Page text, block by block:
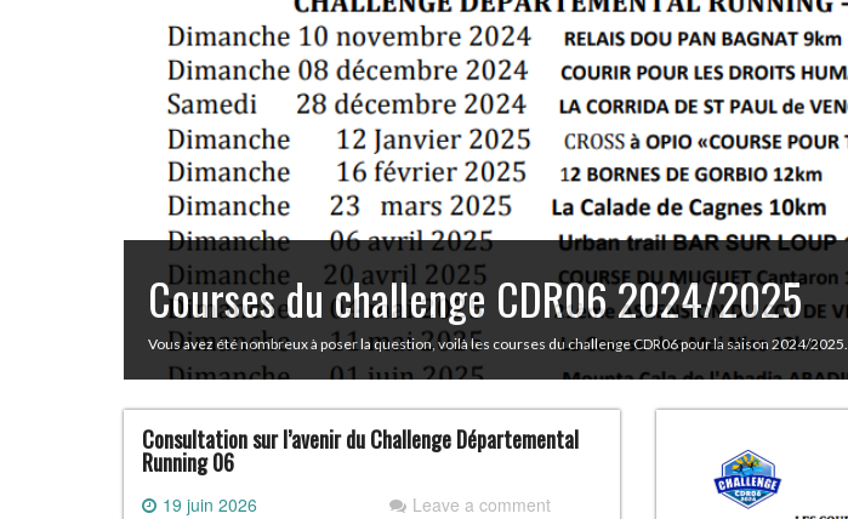
Courses du challenge CDR06 2024/2025
Vous avez été nombreux à poser la question, voilà les courses du challenge CDR06 pour la saison 2024/2025.
Consultation sur l’avenir du Challenge Départemental
Running 06
19 juin 2026 Leave a comment